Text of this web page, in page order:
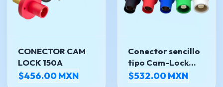
CONECTOR CAM
LOCK 150A
$456.00 MXN
Conector sencillo
tipo Cam-Lock
hembra Marinco
$532.00 MXN